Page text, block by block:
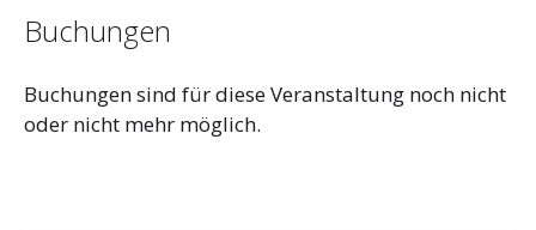
Buchungen
Buchungen sind für diese Veranstaltung noch nicht
oder nicht mehr möglich.